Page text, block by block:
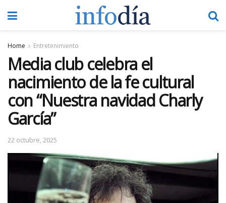
Home Entretenimiento
Media club celebra el
nacimiento de la fe cultural
con “Nuestra navidad Charly
García”
22 octubre, 2025